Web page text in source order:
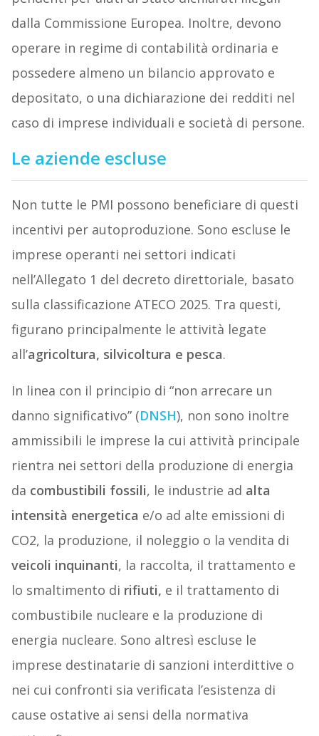
dalla Commissione Europea. Inoltre, devono
operare in regime di contabilità ordinaria e
possedere almeno un bilancio approvato e
depositato, o una dichiarazione dei redditi nel
caso di imprese individuali e società di persone.
Le aziende escluse
Non tutte le PMI possono beneficiare di questi
incentivi per autoproduzione. Sono escluse le
imprese operanti nei settori indicati
nell’Allegato 1 del decreto direttoriale, basato
sulla classificazione ATECO 2025. Tra questi,
figurano principalmente le attività legate
all’agricoltura, silvicoltura e pesca.
In linea con il principio di “non arrecare un
danno significativo” (DNSH), non sono inoltre
ammissibili le imprese la cui attività principale
rientra nei settori della produzione di energia
da combustibili fossili, le industrie ad alta
intensità energetica e/o ad alte emissioni di
CO2, la produzione, il noleggio o la vendita di
veicoli inquinanti, la raccolta, il trattamento e
lo smaltimento di rifiuti, e il trattamento di
combustibile nucleare e la produzione di
energia nucleare. Sono altresì escluse le
imprese destinatarie di sanzioni interdittive o
nei cui confronti sia verificata l’esistenza di
cause ostative ai sensi della normativa